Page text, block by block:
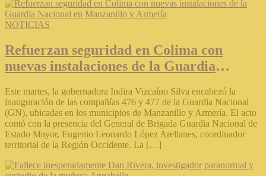
NOTICIAS
Refuerzan seguridad en Colima con
nuevas instalaciones de la Guardia
Este martes, la gobernadora Indira Vizcaíno Silva encabezó la
inauguración de las compañías 476 y 477 de la Guardia Nacional
(GN), ubicadas en los municipios de Manzanillo y Armería. El acto
contó con la presencia del General de Brigada Guardia Nacional de
Estado Mayor, Eugenio Leonardo López Arellanes, coordinador
territorial de la Región Occidente. La […]